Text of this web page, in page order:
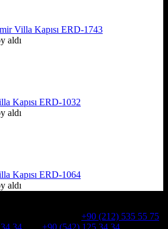
Villa Kapısı ERD-1743
aldı
Kapısı ERD-1032
aldı
Kapısı ERD-1064
aldı
+90 (212) 535 55 75
34
+90 (542) 125 34 34